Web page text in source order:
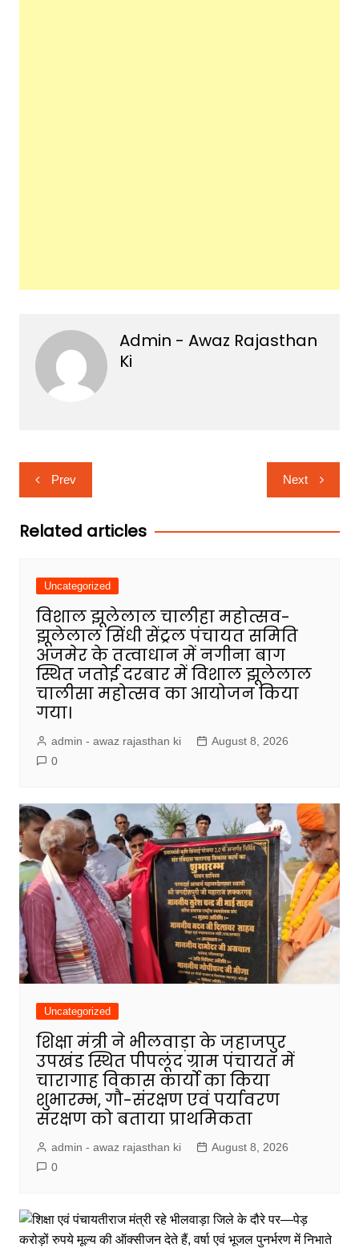
Admin - Awaz Rajasthan
Ki
Post
navigation
Prev Next
Related articles
Uncategorized
विशाल झूलेलाल चालीहा महोत्सव-
झूलेलाल सिंधी सेंट्रल पंचायत समिति
अजमेर के तत्वाधान में नगीना बाग
स्थित जतोई दरबार में विशाल झूलेलाल
चालीसा महोत्सव का आयोजन किया
गया।
admin - awaz rajasthan ki
August 8, 2026
0
Uncategorized
शिक्षा मंत्री ने भीलवाड़ा के जहाजपुर
उपखंड स्थित पीपलूंद ग्राम पंचायत में
चारागाह विकास कार्यो का किया
शुभारम्भ, गौ-संरक्षण एवं पर्यावरण
संरक्षण को बताया प्राथमिकता
admin - awaz rajasthan ki
August 8, 2026
0